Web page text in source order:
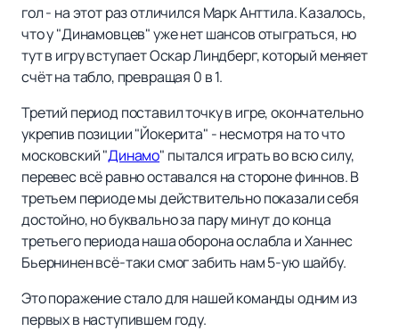
гол - на этот раз отличился Марк Анттила. Казалось,
что у "Динамовцев" уже нет шансов отыграться, но
тут в игру вступает Оскар Линдберг, который меняет
счёт на табло, превращая 0 в 1.
Третий период поставил точку в игре, окончательно
укрепив позиции "Йокерита" - несмотря на то что
московский "Динамо" пытался играть во всю силу,
перевес всё равно оставался на стороне финнов. В
третьем периоде мы действительно показали себя
достойно, но буквально за пару минут до конца
третьего периода наша оборона ослабла и Ханнес
Бьернинен всё-таки смог забить нам 5-ую шайбу.
Это поражение стало для нашей команды одним из
первых в наступившем году.